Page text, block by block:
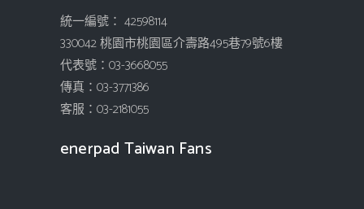
統一編號： 42598114
330042 桃園市桃園區介壽路495巷79號6樓
代表號：03-3668055
傳真：03-3771386
客服：03-2181055
enerpad Taiwan Fans